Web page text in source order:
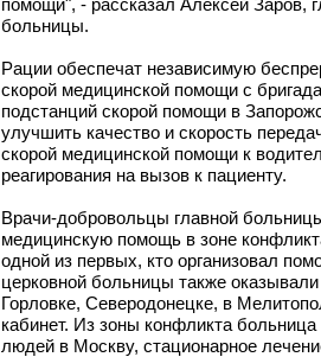
помощи", - рассказал Алексей Заров,
больницы.
Рации обеспечат независимую
скорой медицинской помощи с
подстанций скорой помощи в
улучшить качество и скорость
скорой медицинской помощи к
реагирования на вызов к пациенту.
Врачи-добровольцы главной
медицинскую помощь в зоне
одной из первых, кто организовал
церковной больницы также
Горловке, Северодонецке, в
кабинет. Из зоны конфликта
людей в Москву, стационарное